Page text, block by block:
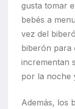
gusta tomar
bebés a
vez del
biberón para
incrementan
por la noche
Además, los